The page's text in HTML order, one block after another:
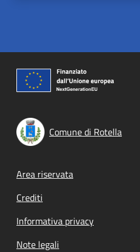
Comune di Rotella
Footer menu
Area riservata
Crediti
Informativa privacy
Note legali